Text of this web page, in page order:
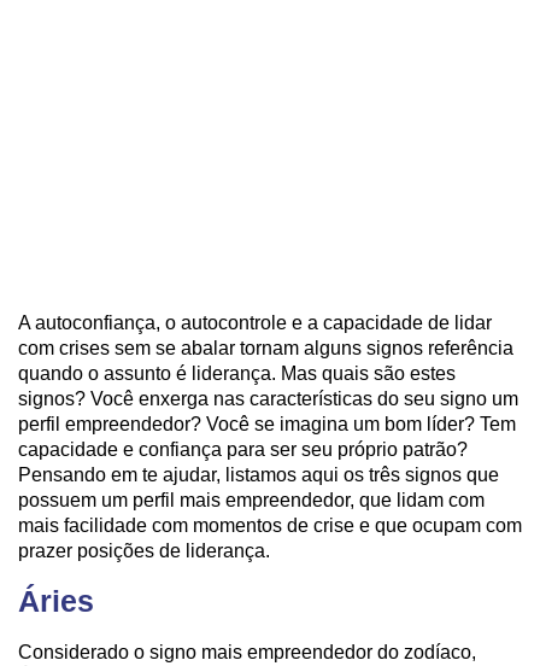
A autoconfiança, o autocontrole e a capacidade de lidar
com crises sem se abalar tornam alguns signos referência
quando o assunto é liderança. Mas quais são estes
signos? Você enxerga nas características do seu signo um
perfil empreendedor? Você se imagina um bom líder? Tem
capacidade e confiança para ser seu próprio patrão?
Pensando em te ajudar, listamos aqui os três signos que
possuem um perfil mais empreendedor, que lidam com
mais facilidade com momentos de crise e que ocupam com
prazer posições de liderança.
Áries
Considerado o signo mais empreendedor do zodíaco,